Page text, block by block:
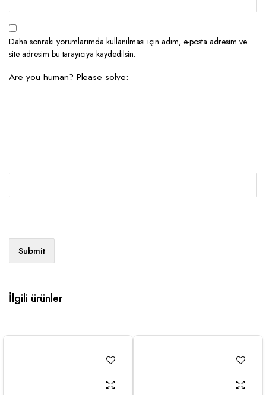
Daha sonraki yorumlarımda kullanılması için adım, e-posta adresim ve
site adresim bu tarayıcıya kaydedilsin.
Are you human? Please solve:
İlgili ürünler